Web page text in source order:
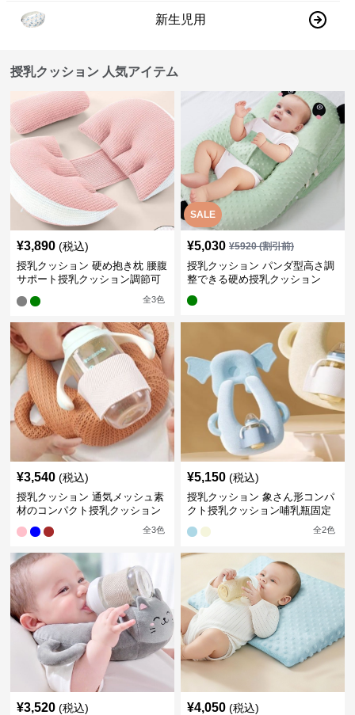
新生児用
授乳クッション 人気アイテム
¥3,890 (税込)
授乳クッション 硬め抱き枕 腰腹
サポート授乳クッション調節可
全3色
SALE
¥5,030 ¥5920(割引前)
授乳クッション パンダ型高さ調
整できる硬め授乳クッション
¥3,540 (税込)
授乳クッション 通気メッシュ素
材のコンパクト授乳クッション
全3色
¥5,150 (税込)
授乳クッション 象さん形コンパ
クト授乳クッション哺乳瓶固定
全2色
¥3,520 (税込) ¥4,050 (税込)